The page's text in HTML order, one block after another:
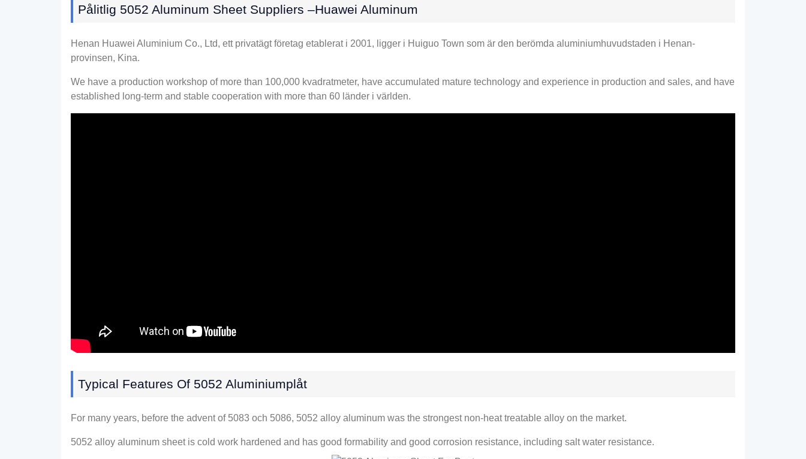
Pålitlig 5052 Aluminum Sheet Suppliers –huawei Aluminum
Henan Huawei Aluminium Co., Ltd, ett privatägt företag etablerat i 2001, ligger i Huiguo Town som är den berömda aluminiumhuvudstaden i Henan-
provinsen, Kina.
We have a production workshop of more than 100,000 kvadratmeter, have accumulated mature technology and experience in production and sales, and have
established long-term and stable cooperation with more than 60 länder i världen.
Typical Features Of 5052 Aluminiumplåt
For many years, before the advent of5083 och 5086, 5052 alloy aluminum was the strongest non-heat treatable alloy on the market.
5052 alloy aluminum sheet is cold work hardened and has good formability and good corrosion resistance, including salt water resistance.